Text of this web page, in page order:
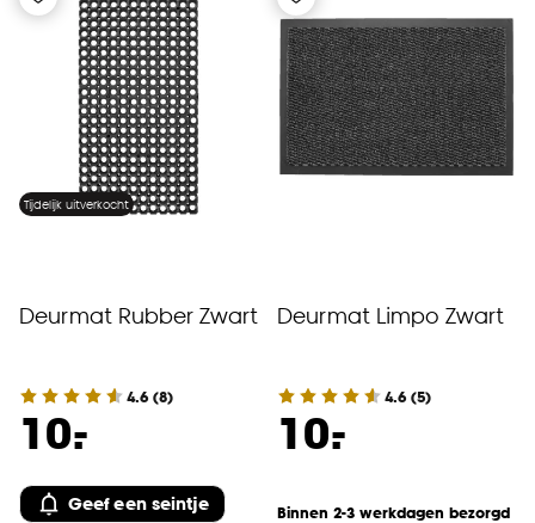
Tijdelijk uitverkocht
Deurmat Rubber Zwart
4.6 (8)
10.
-
Geef een seintje
Deurmat Limpo Zwart
4.6 (5)
10.
-
Binnen 2-3 werkdagen bezorgd